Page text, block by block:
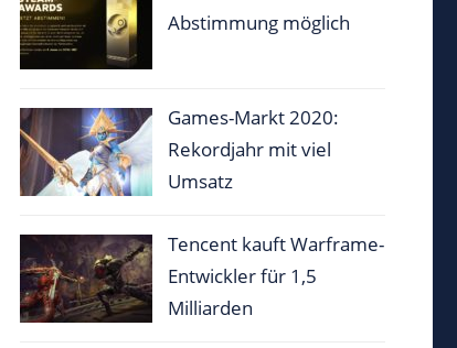
Abstimmung möglich
Games-Markt 2020:
Rekordjahr mit viel
Umsatz
Tencent kauft Warframe-
Entwickler für 1,5
Milliarden